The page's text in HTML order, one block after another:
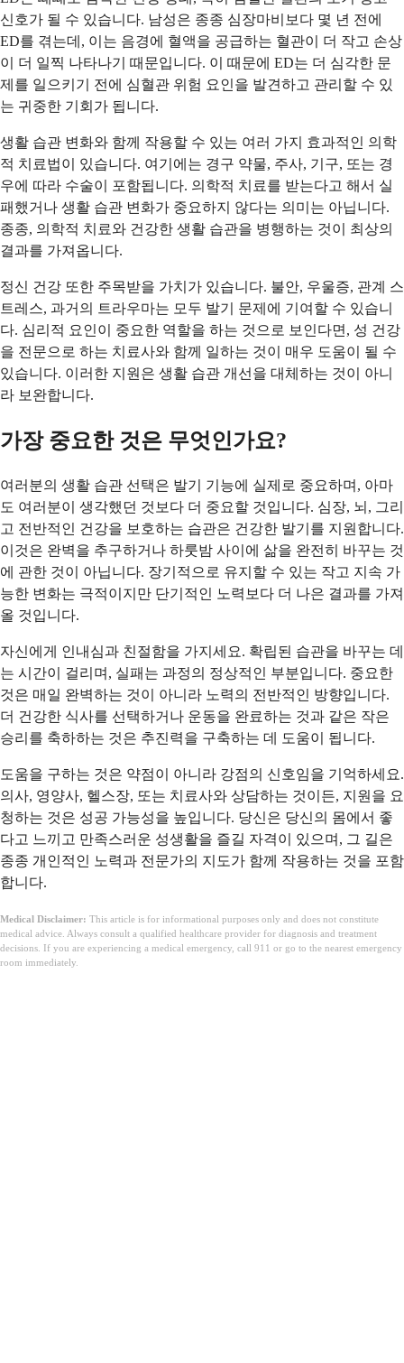
신호가 될 수 있습니다. 남성은 종종 심장마비보다 몇 년 전에
ED를 겪는데, 이는 음경에 혈액을 공급하는 혈관이 더 작고 손상
이 더 일찍 나타나기 때문입니다. 이 때문에 ED는 더 심각한 문
제를 일으키기 전에 심혈관 위험 요인을 발견하고 관리할 수 있
는 귀중한 기회가 됩니다.
생활 습관 변화와 함께 작용할 수 있는 여러 가지 효과적인 의학
적 치료법이 있습니다. 여기에는 경구 약물, 주사, 기구, 또는 경
우에 따라 수술이 포함됩니다. 의학적 치료를 받는다고 해서 실
패했거나 생활 습관 변화가 중요하지 않다는 의미는 아닙니다.
종종, 의학적 치료와 건강한 생활 습관을 병행하는 것이 최상의
결과를 가져옵니다.
정신 건강 또한 주목받을 가치가 있습니다. 불안, 우울증, 관계 스
트레스, 과거의 트라우마는 모두 발기 문제에 기여할 수 있습니
다. 심리적 요인이 중요한 역할을 하는 것으로 보인다면, 성 건강
을 전문으로 하는 치료사와 함께 일하는 것이 매우 도움이 될 수
있습니다. 이러한 지원은 생활 습관 개선을 대체하는 것이 아니
라 보완합니다.
가장 중요한 것은 무엇인가요?
여러분의 생활 습관 선택은 발기 기능에 실제로 중요하며, 아마
도 여러분이 생각했던 것보다 더 중요할 것입니다. 심장, 뇌, 그리
고 전반적인 건강을 보호하는 습관은 건강한 발기를 지원합니다.
이것은 완벽을 추구하거나 하룻밤 사이에 삶을 완전히 바꾸는 것
에 관한 것이 아닙니다. 장기적으로 유지할 수 있는 작고 지속 가
능한 변화는 극적이지만 단기적인 노력보다 더 나은 결과를 가져
올 것입니다.
자신에게 인내심과 친절함을 가지세요. 확립된 습관을 바꾸는 데
는 시간이 걸리며, 실패는 과정의 정상적인 부분입니다. 중요한
것은 매일 완벽하는 것이 아니라 노력의 전반적인 방향입니다.
더 건강한 식사를 선택하거나 운동을 완료하는 것과 같은 작은
승리를 축하하는 것은 추진력을 구축하는 데 도움이 됩니다.
도움을 구하는 것은 약점이 아니라 강점의 신호임을 기억하세요.
의사, 영양사, 헬스장, 또는 치료사와 상담하는 것이든, 지원을 요
청하는 것은 성공 가능성을 높입니다. 당신은 당신의 몸에서 좋
다고 느끼고 만족스러운 성생활을 즐길 자격이 있으며, 그 길은
종종 개인적인 노력과 전문가의 지도가 함께 작용하는 것을 포함
합니다.
Medical Disclaimer: This article is for informational purposes only and does not constitute
medical advice. Always consult a qualified healthcare provider for diagnosis and treatment
decisions. If you are experiencing a medical emergency, call 911 or go to the nearest emergency
room immediately.